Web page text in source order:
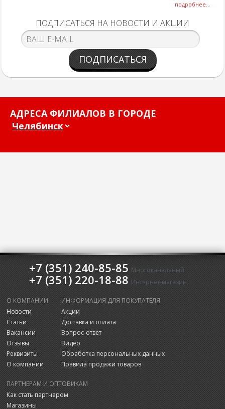
подробнее...
ПОДПИСАТЬСЯ НА НОВОСТИ И АКЦИИ
ПОДПИСАТЬСЯ
АДРЕСА ФИЛИАЛОВ В ГОРОДЕ
+7 (351) 240-85-85 Многоканальный
+7 (351) 220-18-88 Интернет-магазин
О КОМПАНИИ
Новости
Статьи
Вакансии
Отзывы
Реквизиты
О компании
ИНФОРМАЦИЯ ДЛЯ ПОКУПАТЕЛЯ
Акции
Доставка и оплата
Вопрос-ответ
Видео
Обработка персональных данных
Правила продажи товаров
ПАРТНЕРАМ И ОПТОВИКАМ
Как стать партнером
Магазины